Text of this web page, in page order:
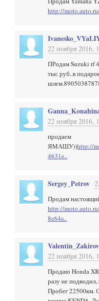
http://
22 ноября 2016,
ПРодам Suzuki rf
тыс руб..в
22 ноября 2016,
продаем
ЯМАШУ))http://
4631e..
Sergey_Petrov
Продам
http://
8e64a..
Valentin_Zakirov
22 ноября 2016,
Продаю Honda
разу не
Пробег 22500км.